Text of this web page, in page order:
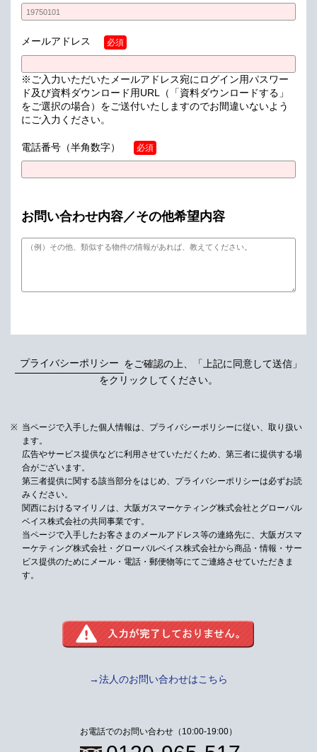
メールアドレス 必須
※ご入力いただいたメールアドレス宛にログイン用パスワー
ド及び資料ダウンロード用URL（「資料ダウンロードする」
をご選択の場合）をご送付いたしますのでお間違いないよう
にご入力ください。
電話番号 （半角数字） 必須
お問い合わせ内容／その他希望内容
プライバシーポリシー をご確認の上、「上記に同意して送信」
をクリックしてください。
当ページで入手した個人情報は、プライバシーポリシーに従い、取り扱い
ます。
広告やサービス提供などに利用させていただくため、第三者に提供する場
合がございます。
第三者提供に関する該当部分をはじめ、プライバシーポリシーは必ずお読
みください。
関西におけるマイリノは、大阪ガスマーケティング株式会社とグローバル
ベイス株式会社の共同事業です。
当ページで入手したお客さまのメールアドレス等の連絡先に、大阪ガスマ
ーケティング株式会社・グローバルベイス株式会社から商品・情報・サー
ビス提供のためにメール・電話・郵便物等にてご連絡させていただきま
す。
→法人のお問い合わせはこちら
お電話でのお問い合わせ（10:00-19:00）